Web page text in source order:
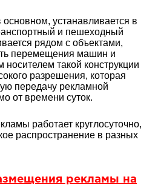
устанавливается в
и пешеходный
рядом с объектами,
перемещения машин и
такой конструкции
разрешения, которая
передачу рекламной
от времени суток.
работает круглосуточно,
распространение в разных
рекламы на